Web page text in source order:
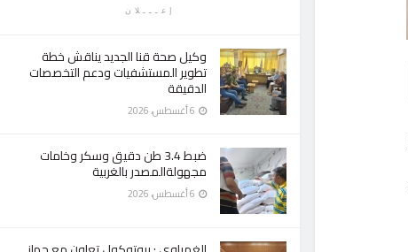
إعـــلان
وكيل صحة قنا الجديد يناقش خطة
تطوير المستشفيات ودعم التخصصات
الدقيقة
ضبط 3.4 طن دقيق وسكر وخامات
مجهولةالمصدر بالغربية